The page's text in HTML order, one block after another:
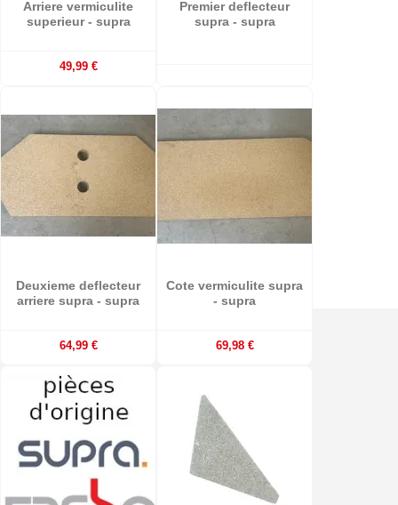
Arriere vermiculite
superieur - supra
49,99 €
Premier deflecteur
supra - supra
Deuxieme deflecteur
arriere supra - supra
64,99 €
Cote vermiculite supra
- supra
69,98 €